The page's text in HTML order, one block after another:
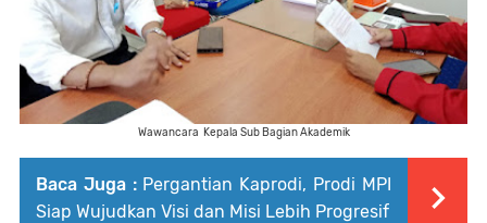
Wawancara Kepala Sub Bagian Akademik
Baca Juga : Pergantian Kaprodi, Prodi MPI
Siap Wujudkan Visi dan Misi Lebih Progresif